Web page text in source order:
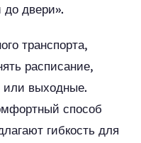
до двери».
транспорта,
расписание,
или выходные.
способ
гибкость для